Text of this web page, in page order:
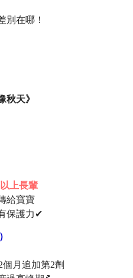
別在哪！
天》
上長輩
給寶寶
保護力✔
個月追加第2劑